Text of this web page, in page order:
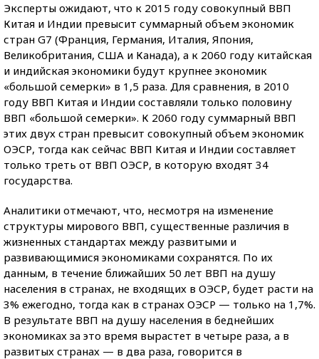
Эксперты ожидают, что к 2015 году совокупный ВВП
Китая и Индии превысит суммарный объем экономик
стран G7 (Франция, Германия, Италия, Япония,
Великобритания, США и Канада), а к 2060 году китайская
и индийская экономики будут крупнее экономик
«большой семерки» в 1,5 раза. Для сравнения, в 2010
году ВВП Китая и Индии составляли только половину
ВВП «большой семерки». К 2060 году суммарный ВВП
этих двух стран превысит совокупный объем экономик
ОЭСР, тогда как сейчас ВВП Китая и Индии составляет
только треть от ВВП ОЭСР, в которую входят 34
государства.
Аналитики отмечают, что, несмотря на изменение
структуры мирового ВВП, существенные различия в
жизненных стандартах между развитыми и
развивающимися экономиками сохранятся. По их
данным, в течение ближайших 50 лет ВВП на душу
населения в странах, не входящих в ОЭСР, будет расти на
3% ежегодно, тогда как в странах ОЭСР — только на 1,7%.
В результате ВВП на душу населения в беднейших
экономиках за это время вырастет в четыре раза, а в
развитых странах — в два раза, говорится в